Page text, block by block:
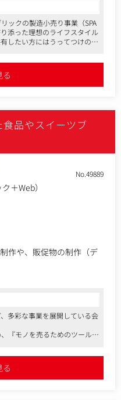
ジュアル戦略を立案
・内装等の店舗ビジュア
ックの製造小売り事業（SPA
添った理想のライフスタイル
したい方にはうってつけの求
間は月30時間で、22時以降の
デーを実施しています
る
品やスイーツブ
No.49889
＋Web）
作や、販促物の制作（デ
ツールや、「伊都きん
の広告・ポップの制作全
シ、Webバナー広告、ポ
商品同梱ツール、パンフ
多彩な事業を展開している会
『モノを売るためのツールづ
あります。
る